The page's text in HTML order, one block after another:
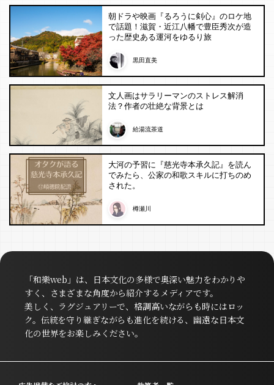
朝ドラや映画『るろうに剣心』のロケ地
で話題！滋賀・近江八幡で豊臣秀次が造
った歴史ある運河をゆるり旅
黒田直美
文人画はサラリーマンのストレス解消
法？作者の壮絶な背景とは
給湯流茶道
大河の予習に『慈光寺本承久記』を読ん
でみたら、公家の和歌スキルに打ちのめ
された。
樽瀬川
「和樂web」は、日本文化の多様で奥深い魅力をわかりや
すく、さまざまな角度から紹介するメディアです。
美しく、ラグジュアリーで、格調高いながらも時にはロッ
ク。伝統を守り継ぎながらも進化を続ける、幽遠な日本文
化の世界をお楽しみください。